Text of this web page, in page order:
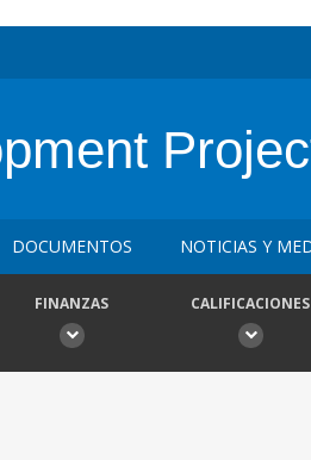
DOCUMENTOS NOTICIAS Y
FINANZAS CALIFICACIONES